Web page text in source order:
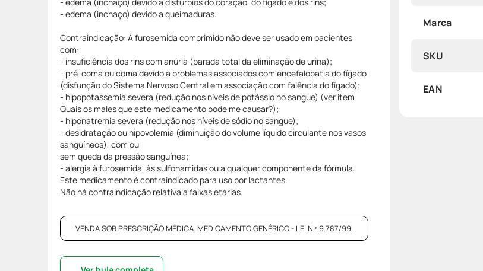
- edema (inchaço) devido a queimaduras.
Contraindicação: A furosemida comprimido não deve ser usado em pacientes
com:
- insuficiência dos rins com anúria (parada total da eliminação de urina);
- pré-coma ou coma devido à problemas associados com encefalopatia do fígado
(disfunção do Sistema Nervoso Central em associação com falência do fígado);
- hipopotassemia severa (redução nos níveis de potássio no sangue) (ver item
Quais os males que este medicamento pode me causar?);
- hiponatremia severa (redução nos níveis de sódio no sangue);
- desidratação ou hipovolemia (diminuição do volume líquido circulante nos vasos
sanguíneos), com ou
sem queda da pressão sanguínea;
- alergia à furosemida, às sulfonamidas ou a qualquer componente da fórmula.
Este medicamento é contraindicado para uso por lactantes.
Não há contraindicação relativa a faixas etárias.
VENDA SOB PRESCRIÇÃO MÉDICA. MEDICAMENTO GENÉRICO - LEI N.º 9.787/99.
Marca
SKU
EAN